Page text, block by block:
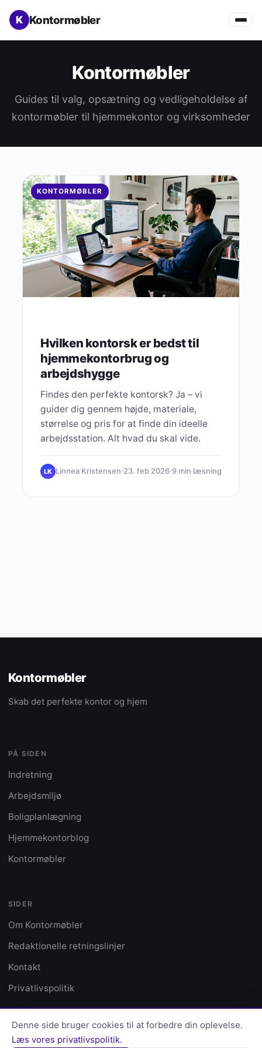
Kontormøbler
Kontormøbler
Guides til valg, opsætning og vedligeholdelse af
kontormøbler til hjemmekontor og virksomheder
KONTORMØBLER
Hvilken kontorsk er bedst til
hjemmekontorbrug og
arbejdshygge
Findes den perfekte kontorsk? Ja – vi
guider dig gennem højde, materiale,
størrelse og pris for at finde din ideelle
arbejdsstation. Alt hvad du skal vide.
LK Linnea Kristensen·23. feb 2026·9 min læsning
Kontormøbler
Skab det perfekte kontor og hjem
PÅ SIDEN
Indretning
Arbejdsmiljø
Boligplanlægning
Hjemmekontorblog
Kontormøbler
SIDER
Om Kontormøbler
Redaktionelle retningslinjer
Kontakt
Privatlivspolitik
© 2026 Kontormøbler · Alle rettigheder reserveret
Denne side bruger cookies til at forbedre din oplevelse.
Læs vores privatlivspolitik.